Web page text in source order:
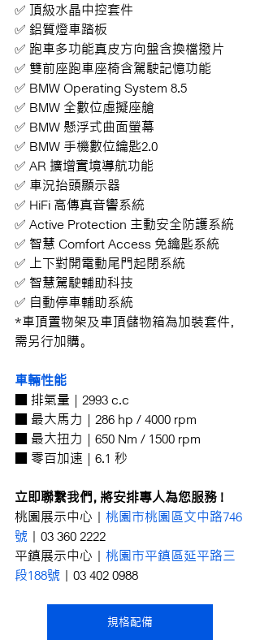
✅ 頂級水晶中控套件
✅ 鋁質燈車踏板
✅ 跑車多功能真皮方向盤含換檔撥片
✅ 雙前座跑車座椅含駕駛記憶功能
✅ BMW Operating System 8.5
✅ BMW 全數位虛擬座艙
✅ BMW 懸浮式曲面螢幕
✅ BMW 手機數位鑰匙2.0
✅ AR 擴增實境導航功能
✅ 車況抬頭顯示器
✅ HiFi 高傳真音響系統
✅ Active Protection 主動安全防護系統
✅ 智慧 Comfort Access 免鑰匙系統
✅ 上下對開電動尾門起閉系統
✅ 智慧駕駛輔助科技
✅ 自動停車輔助系統
*車頂置物架及車頂儲物箱為加裝套件，
需另行加購。
車輛性能
■ 排氣量 | 2993 c.c
■ 最大馬力 | 286 hp / 4000 rpm
■ 最大扭力 | 650 Nm / 1500 rpm
■ 零百加速 | 6.1 秒
立即聯繫我們，將安排專人為您服務 !
桃園展示中心｜ 桃園市桃園區文中路746
號 ｜03 360 2222
平鎮展示中心｜ 桃園市平鎮區延平路三
段188號 ｜03 402 0988
規格配備